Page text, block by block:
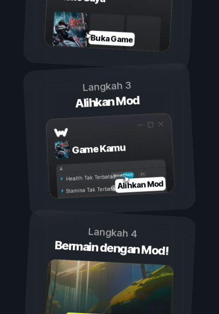
Buka Game
Langkah 3
Alihkan Mod
Game Kamu
Aktif
Nonaktif
Health Tak Terbatas
Stamina Tak TerbatasAlihkan Mod
Langkah 4
Bermain dengan Mod!